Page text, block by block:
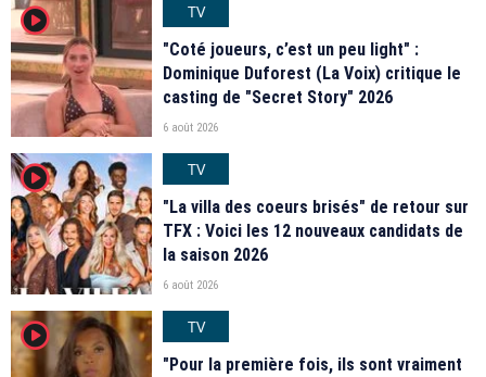
player2
TV
"Coté joueurs, c’est un peu light" :
Dominique Duforest (La Voix) critique le
casting de "Secret Story" 2026
6 août 2026
player2
TV
"La villa des coeurs brisés" de retour sur
TFX : Voici les 12 nouveaux candidats de
la saison 2026
6 août 2026
player2
TV
"Pour la première fois, ils sont vraiment